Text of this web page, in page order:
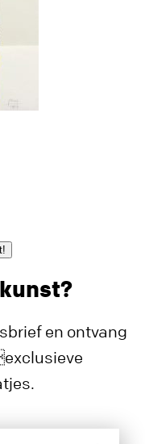
en ontvang